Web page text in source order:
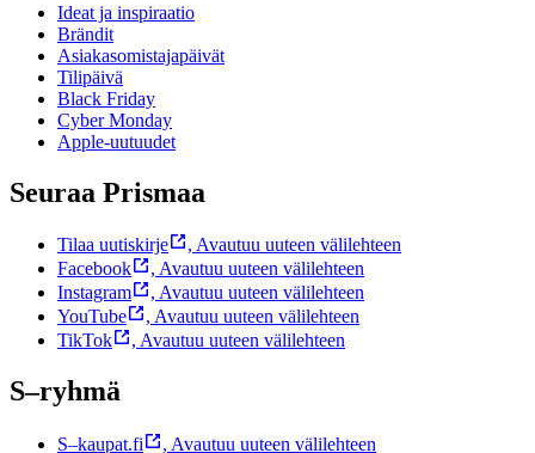
Ideat ja inspiraatio
Brändit
Asiakasomistajapäivät
Tilipäivä
Black Friday
Cyber Monday
Apple-uutuudet
Seuraa Prismaa
Tilaa uutiskirje , Avautuu uuteen välilehteen
Facebook
, Avautuu uuteen välilehteen
Instagram
, Avautuu uuteen välilehteen
YouTube
, Avautuu uuteen välilehteen
TikTok
, Avautuu uuteen välilehteen
S–ryhmä
S–kaupat.fi , Avautuu uuteen välilehteen